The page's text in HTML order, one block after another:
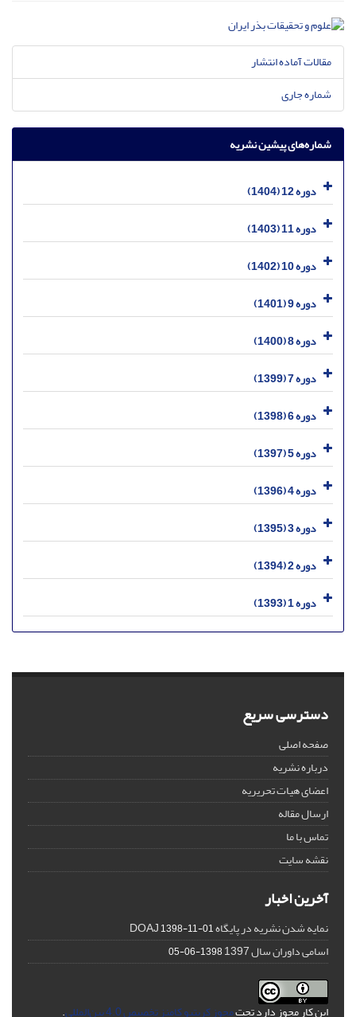
مقالات آماده انتشار
شماره جاری
شماره‌های پیشین نشریه
دوره 12 (1404)
دوره 11 (1403)
دوره 10 (1402)
دوره 9 (1401)
دوره 8 (1400)
دوره 7 (1399)
دوره 6 (1398)
دوره 5 (1397)
دوره 4 (1396)
دوره 3 (1395)
دوره 2 (1394)
دوره 1 (1393)
دسترسی سریع
صفحه اصلی
درباره نشریه
اعضای هیات تحریریه
ارسال مقاله
تماس با ما
نقشه سایت
آخرین اخبار
نمایه شدن نشریه در پایگاه DOAJ1398-11-01
اسامی داوران سال 1397 1398-06-05
این کار مجوز دارد تحتمجوز کریتیو کامنز تخصیص 4.0 بین‌المللی .